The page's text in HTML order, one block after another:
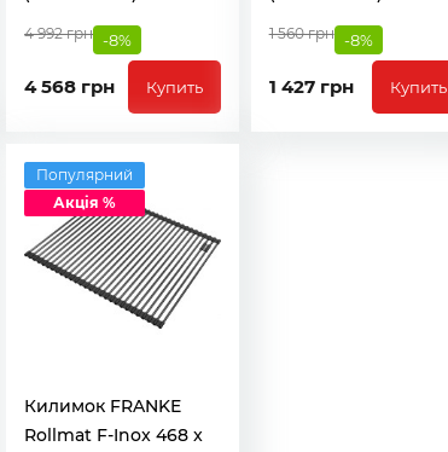
4 992 грн -8%
4 568 грн Купить
1 560 грн -8%
1 427 грн Купить
Популярний
Акція %
Килимок FRANKE
Rollmat F-Inox 468 x